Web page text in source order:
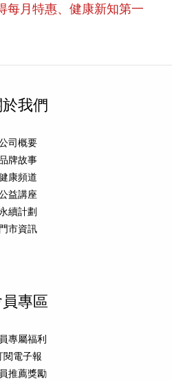
每月特惠、健康新知第一
於我們
司概要
牌故事
康頻道
益講座
永續計劃
門市資訊
專區
專屬福利
閱電子報
推薦獎勵